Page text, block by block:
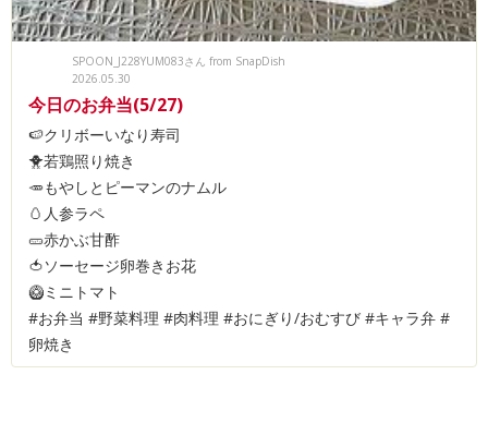
SPOON_J228YUM083さん from SnapDish
2026.05.30
今日のお弁当(5/27)
🍉クリボーいなり寿司
🐥若鶏照り焼き
🥕もやしとピーマンのナムル
🥚人参ラペ
🥒赤かぶ甘酢
🍅ソーセージ卵巻きお花
🥝ミニトマト
#お弁当 #野菜料理 #肉料理 #おにぎり/おむすび #キャラ弁 #
卵焼き